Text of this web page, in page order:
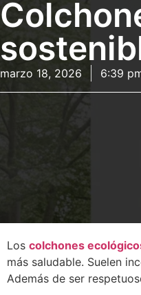
marzo 18, 2026 6:39
Los colchones
más saludable. Suelen
Además de ser